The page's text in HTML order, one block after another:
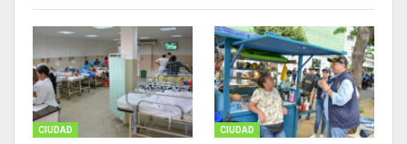
CIUDAD CIUDAD